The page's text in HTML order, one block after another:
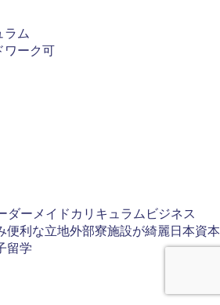
ラム
ーク可
ダーメイドカリキュラム ビジネス
便利な立地外部寮施設が綺麗日本資本
留学